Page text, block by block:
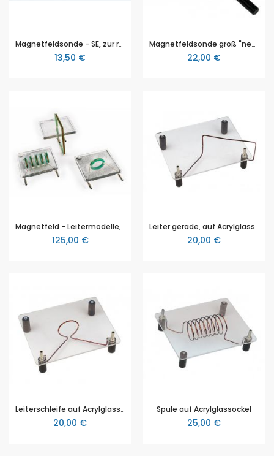
Magnetfeldsonde - SE, zur räumlichen Abtastung von Magnetfeldern
13,50 €
Magnetfeldsonde groß "neo", von NTL, zur räumlichen Abtastung von Magnetfeldern
22,00 €
Magnetfeld - Leitermodelle, Satz 3 Stk.
125,00 €
Leiter gerade, auf Acrylglassockel
20,00 €
Leiterschleife auf Acrylglassockel
20,00 €
Spule auf Acrylglassockel
25,00 €